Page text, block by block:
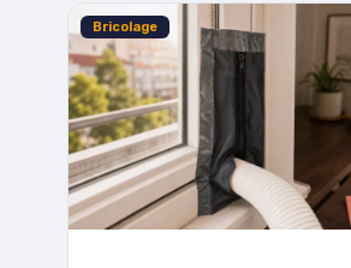
Bricolage